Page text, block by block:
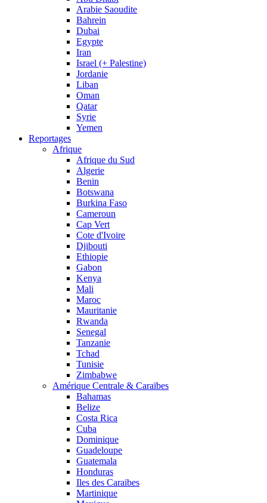
Arabie Saoudite
Bahrein
Dubai
Egypte
Iran
Israel (+ Palestine)
Jordanie
Liban
Oman
Qatar
Syrie
Yemen
Reportages
Afrique
Afrique du Sud
Algerie
Benin
Botswana
Burkina Faso
Cameroun
Cap Vert
Cote d'Ivoire
Djibouti
Ethiopie
Gabon
Kenya
Mali
Maroc
Mauritanie
Rwanda
Senegal
Tanzanie
Tchad
Tunisie
Zimbabwe
Amérique Centrale & Caraïbes
Bahamas
Belize
Costa Rica
Cuba
Dominique
Guadeloupe
Guatemala
Honduras
Iles des Caraibes
Martinique